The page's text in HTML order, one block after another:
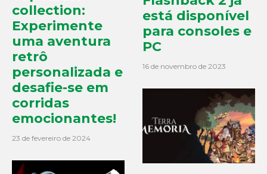
collection:
Experimente
uma aventura
retrô
personalizada e
desafie-se em
corridas
emocionantes!
23 de fevereiro de 2024
está disponível
para consoles e
PC
16 de novembro de 2023